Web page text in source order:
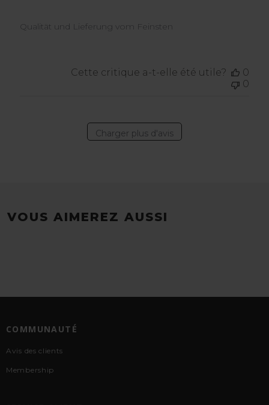
Qualität und Lieferung vom Feinsten
Cette critique a-t-elle été utile?
0
0
Charger plus d'avis
VOUS AIMEREZ AUSSI
COMMUNAUTÉ
Avis des clients
Membership